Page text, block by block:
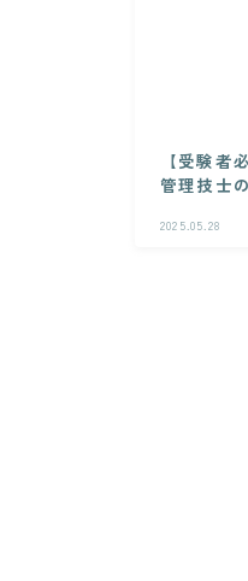
【受験者
管理技士
2025.05.28